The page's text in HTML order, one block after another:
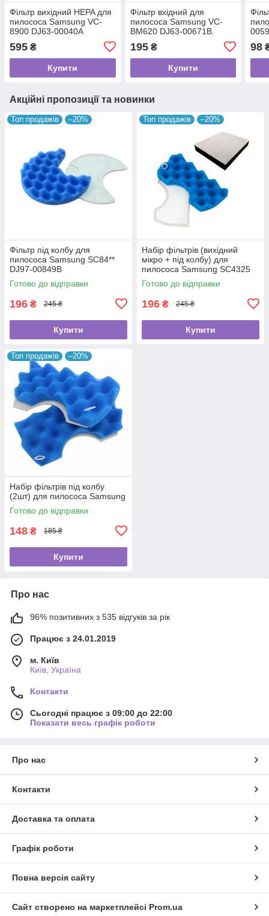
Фільтр вихідний HEPA для
пилососа Samsung VC-
8900 DJ63-00040A
595 ₴
Купити
Фільтр вхідний для
пилососа Samsung VC-
BM620 DJ63-00671B.
195₴
Купити
98
Акційні пропозиції та новинки
Топ продажів –20%
Фільтр під колбу для
пилососа Samsung SC84**
DJ97-00849B
Готово до відправки
196 ₴ 245 ₴
Купити
Топ продажів –20%
Набір фільтрів (вихідний
мікро + під колбу) для
пилососа Samsung SC4325
Готово до відправки
196 ₴ 245 ₴
Купити
Топ продажів –20%
Набір фільтрів під колбу
(2шт) для пилососа Samsung
Готово до відправки
148 ₴ 185 ₴
Купити
Про нас
96% позитивних з 535 відгуків за рік
Працює з 24.01.2019
м. Київ
Київ, Україна
Контакти
Сьогодні працює з 09:00 до 22:00
Показати весь графік роботи
Про нас
Контакти
Доставка та оплата
Графік роботи
Повна версія сайту
Сайт створено на маркетплейсі Prom.ua